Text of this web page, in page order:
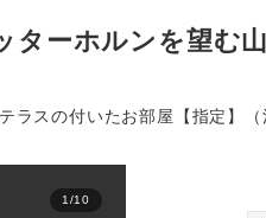
ターホルンを望む
ラスの付いたお部屋【指定】（
1 /10